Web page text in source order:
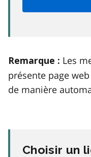
Remarque : Les
présente page
de manière
Choisir un